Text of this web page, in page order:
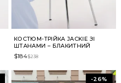
КОСТЮМ-ТРІЙКА JACKIE ЗІ
ШТАНАМИ – БЛАКИТНИЙ
$238
$184
-26%